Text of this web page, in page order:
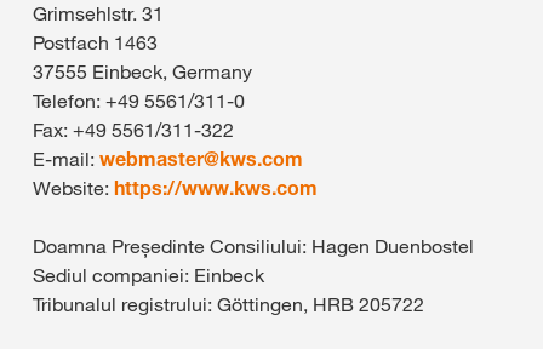
Grimsehlstr. 31
Postfach 1463
37555 Einbeck, Germany
Telefon: +49 5561/311-0
Fax: +49 5561/311-322
E-mail: webmaster@kws.com
Website: https://www.kws.com
Doamna Președinte Consiliului: Hagen Duenbostel
Sediul companiei: Einbeck
Tribunalul registrului: Göttingen, HRB 205722